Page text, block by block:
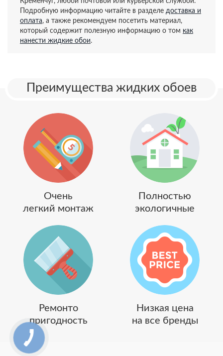
Подробную информацию читайте в разделе доставка и
оплата, а также рекомендуем посетить материал,
который содержит полезную информацию о том как
нанести жидкие обои.
Преимущества жидких обоев
Очень
легкий монтаж
Полностью
экологичные
Ремонто
пригодность
Низкая цена
на все бренды